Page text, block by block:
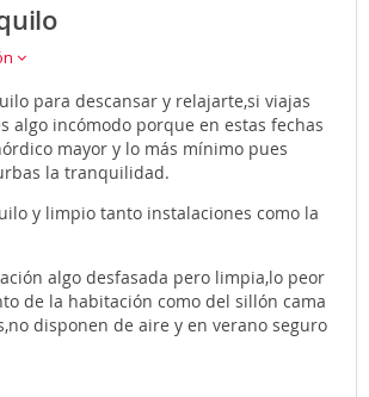
para descansar y relajarte,si viajas
algo incómodo porque en estas fechas
mayor y lo más mínimo pues
la tranquilidad.
y limpio tanto instalaciones como la
algo desfasada pero limpia,lo peor
de la habitación como del sillón cama
disponen de aire y en verano seguro